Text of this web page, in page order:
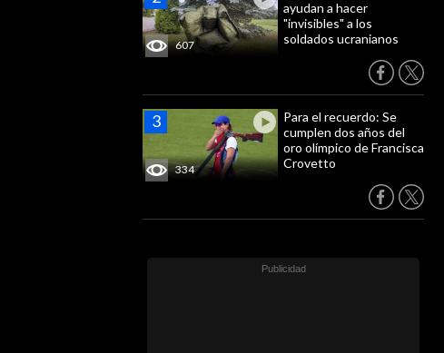
607
ayudan a hacer
"invisibles" a los
soldados ucranianos
334
Para el recuerdo: Se
cumplen dos años del
oro olímpico de Francisca
Crovetto